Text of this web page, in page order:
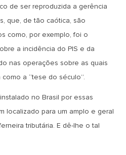
de ser reproduzida a gerência
que, de tão caótica, são
como, por exemplo, foi o
a incidência do PIS e da
nas operações sobre as quais
a “tese do século”.
no Brasil por essas
localizado para um amplo e geral
tributária. E dê-lhe o tal